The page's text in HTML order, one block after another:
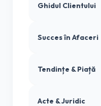
Ghidul Clientului
Succes în Afaceri
Tendințe & Piață
Acte & Juridic